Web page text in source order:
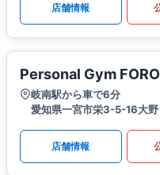
店舗情報
Personal Gym
岐南駅から車で6分
愛知県一宮市栄3-5-16大
店舗情報